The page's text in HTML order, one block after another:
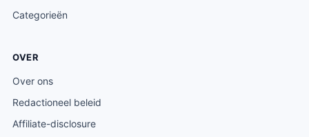
Categorieën
OVER
Over ons
Redactioneel beleid
Affiliate-disclosure